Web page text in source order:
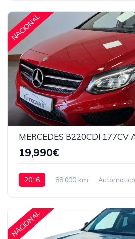
NACIONAL
19,990€
2016 88,000 km Automatico
NACIONAL